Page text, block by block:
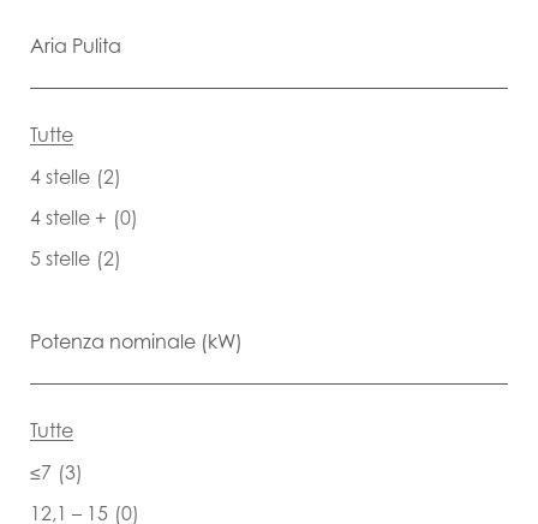
Aria Pulita
Tutte
4 stelle (2)
4 stelle + (0)
5 stelle (2)
Potenza nominale (kW)
Tutte
≤7 (3)
12,1 – 15 (0)